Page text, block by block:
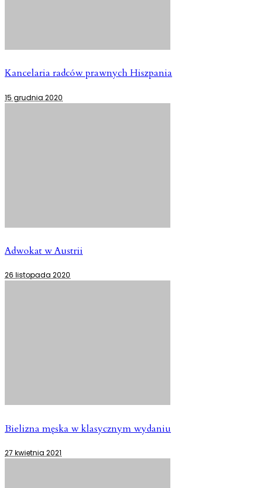
Kancelaria radców prawnych Hiszpania
15 grudnia 2020
Adwokat w Austrii
26 listopada 2020
Bielizna męska w klasycznym wydaniu
27 kwietnia 2021